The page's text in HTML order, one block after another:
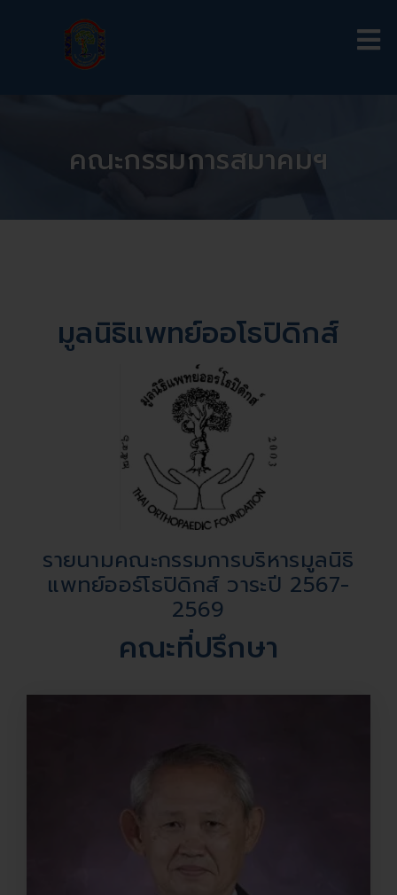
คณะกรรมการสมาคมฯ
มูลนิธิแพทย์ออโธปิดิกส์
รายนามคณะกรรมการบริหารมูลนิธิ
แพทย์ออร์โธปิดิกส์ วาระปี 2567-
2569
คณะที่ปรึกษา